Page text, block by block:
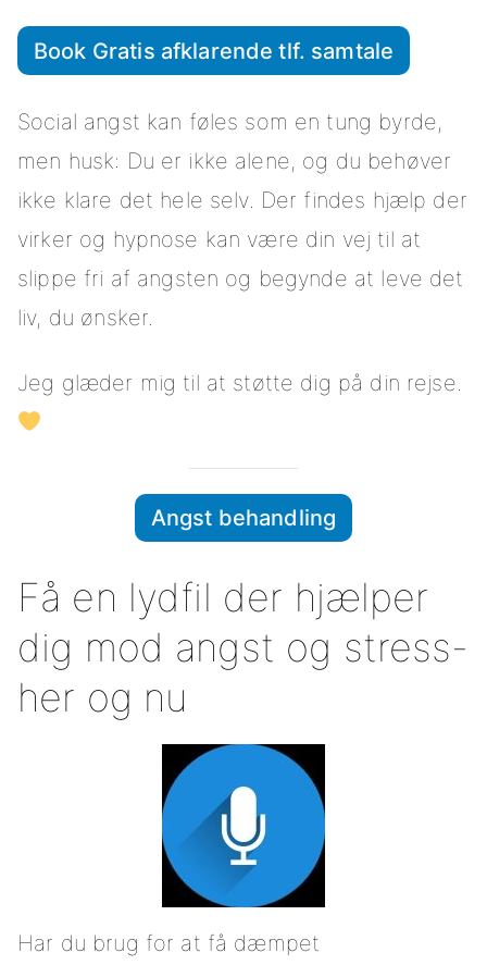
Book Gratis afklarende tlf. samtale
Social angst kan føles som en tung byrde,
men husk: Du er ikke alene, og du behøver
ikke klare det hele selv. Der findes hjælp der
virker og hypnose kan være din vej til at
slippe fri af angsten og begynde at leve det
liv, du ønsker.
Jeg glæder mig til at støtte dig på din rejse.
Angst behandling
Få en lydfil der hjælper
dig mod angst og stress-
her og nu
Har du brug for at få dæmpet